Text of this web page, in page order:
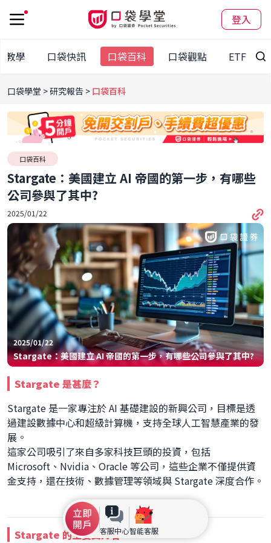
登入
客服中心智能客服
教學 口袋快訊 口袋百科 口袋觀點 ETF
口袋學堂 研究報告 口袋百科
口袋百科
Stargate：美國建立 AI 帝國的第一步，有哪些
公司參與了其中?
2025/01/22
2025/01/22
Stargate：美國建立 AI 帝國的第一步，有哪些公司參與了其中?
Stargate 是甚麼？
Stargate 是一家專注於 AI 基礎建設的新興公司，目標是透
過建設數據中心和超級計算機，支持全球人工智慧產業的發
展。
這家公司吸引了來自多家科技巨頭的投資，包括
Microsoft、Nvidia、Oracle 等公司，這些企業不僅提供資
金支持，還在技術、數據管理等領域與 Stargate 深度合作。
Stargate 的主要支持者